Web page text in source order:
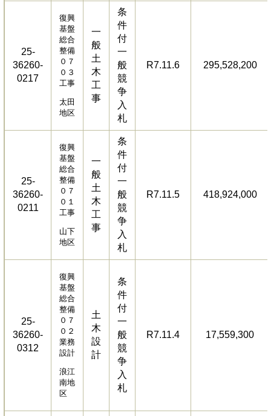
25-
36260-
0217
復興
基盤
総合
整備
０７
０３
工事
太田
地区
一
般
土
木
工
事
条
件
付
一
般
競
争
入
札
R7.11.6 295,528,200
25-
36260-
0211
復興
基盤
総合
整備
０７
０１
工事
山下
地区
一
般
土
木
工
事
条
件
付
一
般
競
争
入
札
R7.11.5 418,924,000
25-
36260-
0312
復興
基盤
総合
整備
０７
０２
業務
設計
浪江
南地
区
土
木
設
計
条
件
付
一
般
競
争
入
札
R7.11.4 17,559,300